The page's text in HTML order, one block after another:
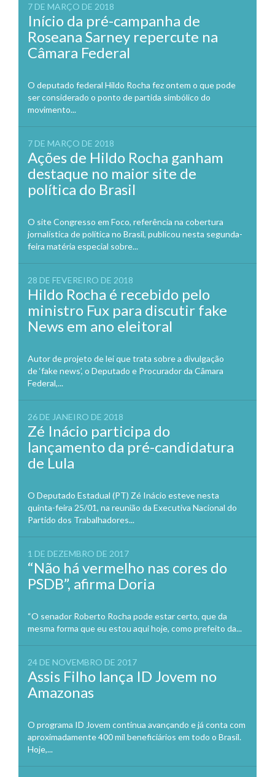
7 DE MARÇO DE 2018
Início da pré-campanha de
Roseana Sarney repercute na
Câmara Federal
O deputado federal Hildo Rocha fez ontem o que pode
ser considerado o ponto de partida simbólico do
movimento...
7 DE MARÇO DE 2018
Ações de Hildo Rocha ganham
destaque no maior site de
política do Brasil
O site Congresso em Foco, referência na cobertura
jornalística de política no Brasil, publicou nesta segunda-
feira matéria especial sobre...
28 DE FEVEREIRO DE 2018
Hildo Rocha é recebido pelo
ministro Fux para discutir fake
News em ano eleitoral
Autor de projeto de lei que trata sobre a divulgação
de ‘fake news’, o Deputado e Procurador da Câmara
Federal,...
26 DE JANEIRO DE 2018
Zé Inácio participa do
lançamento da pré-candidatura
de Lula
O Deputado Estadual (PT) Zé Inácio esteve nesta
quinta-feira 25/01, na reunião da Executiva Nacional do
Partido dos Trabalhadores...
1 DE DEZEMBRO DE 2017
“Não há vermelho nas cores do
PSDB”, afirma Doria
“O senador Roberto Rocha pode estar certo, que da
mesma forma que eu estou aqui hoje, como prefeito da...
24 DE NOVEMBRO DE 2017
Assis Filho lança ID Jovem no
Amazonas
O programa ID Jovem continua avançando e já conta com
aproximadamente 400 mil beneficiários em todo o Brasil.
Hoje,...